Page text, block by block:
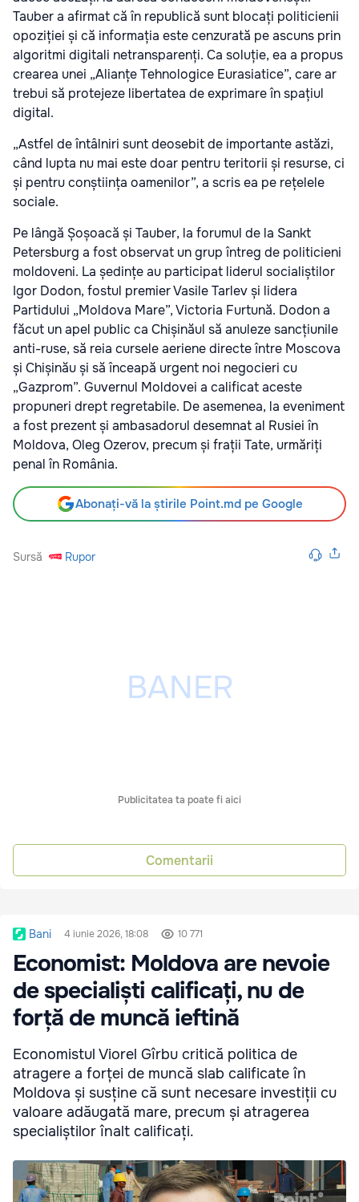
Tauber a afirmat că în republică sunt blocați politicienii
opoziției și că informația este cenzurată pe ascuns prin
algoritmi digitali netransparenți. Ca soluție, ea a propus
crearea unei „Alianțe Tehnologice Eurasiatice”, care ar
trebui să protejeze libertatea de exprimare în spațiul
digital.
„Astfel de întâlniri sunt deosebit de importante astăzi,
când lupta nu mai este doar pentru teritorii și resurse, ci
și pentru conștiința oamenilor”, a scris ea pe rețelele
sociale.
Pe lângă Șoșoacă și Tauber, la forumul de la Sankt
Petersburg a fost observat un grup întreg de politicieni
moldoveni. La ședințe au participat liderul socialiștilor
Igor Dodon, fostul premier Vasile Tarlev și lidera
Partidului „Moldova Mare”, Victoria Furtună. Dodon a
făcut un apel public ca Chișinăul să anuleze sancțiunile
anti-ruse, să reia cursele aeriene directe între Moscova
și Chișinău și să înceapă urgent noi negocieri cu
„Gazprom”. Guvernul Moldovei a calificat aceste
propuneri drept regretabile. De asemenea, la eveniment
a fost prezent și ambasadorul desemnat al Rusiei în
Moldova, Oleg Ozerov, precum și frații Tate, urmăriți
penal în România.
Abonați-vă la știrile Point.md pe Google
Sursă Rupor
Publicitatea ta poate fi aici
Comentarii
Bani 4 iunie 2026, 18:08 10 771
Economist: Moldova are nevoie
de specialiști calificați, nu de
forță de muncă ieftină
Economistul Viorel Gîrbu critică politica de
atragere a forței de muncă slab calificate în
Moldova și susține că sunt necesare investiții cu
valoare adăugată mare, precum și atragerea
specialiștilor înalt calificați.